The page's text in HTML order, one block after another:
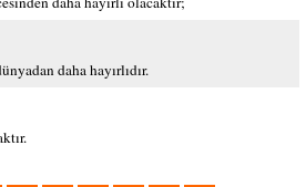
daha hayırlıdır.